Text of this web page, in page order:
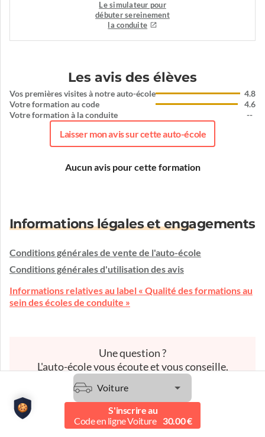
Le simulateur pour
débuter sereinement
la conduite
Les avis des élèves
Vos premières visites à notre auto-école
Votre formation au code
Votre formation à la conduite
4.8
4.6
--
Laisser mon avis sur cette auto-école
Aucun avis pour cette formation
Informations légales et engagements
Conditions générales de vente de l'auto-école
Conditions générales d'utilisation des avis
Informations relatives au label « Qualité des formations au
sein des écoles de conduite »
Une question ?
L'auto-école vous écoute et vous conseille.
Etre contacté
Voiture
S'inscrire au
Code en ligne Voiture
30.00 €